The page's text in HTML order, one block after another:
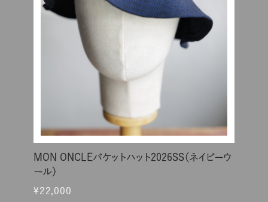
MON ONCLEバケットハット2026SS（ネイビーウ
ール）
¥22,000